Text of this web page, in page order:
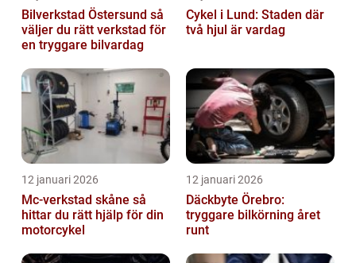
Bilverkstad Östersund så
väljer du rätt verkstad för
en tryggare bilvardag
Cykel i Lund: Staden där
två hjul är vardag
12 januari 2026
Mc-verkstad skåne så
hittar du rätt hjälp för din
motorcykel
12 januari 2026
Däckbyte Örebro:
tryggare bilkörning året
runt